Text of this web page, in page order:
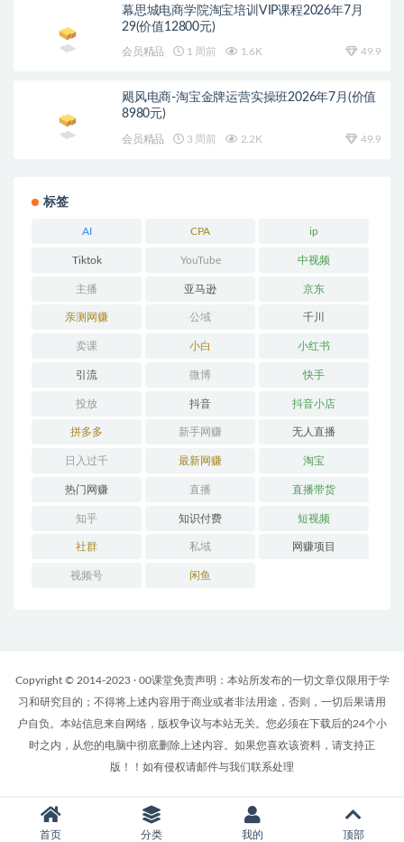
幕思城电商学院淘宝培训VIP课程2026年7月
29(价值12800元)
会员精品 1 周前 1.6K 49.9
飓风电商-淘宝金牌运营实操班2026年7月(价值
8980元)
会员精品 3 周前 2.2K 49.9
标签
AI CPA ip
Tiktok YouTube 中视频
主播 亚马逊 京东
亲测网赚 公域 千川
卖课 小白 小红书
引流 微博 快手
投放 抖音 抖音小店
拼多多 新手网赚 无人直播
日入过千 最新网赚 淘宝
热门网赚 直播 直播带货
知乎 知识付费 短视频
社群 私域 网赚项目
视频号 闲鱼
Copyright © 2014-2023 · 00课堂免责声明：本站所发布的一切文章仅限用于学
习和研究目的；不得将上述内容用于商业或者非法用途，否则，一切后果请用
户自负。本站信息来自网络，版权争议与本站无关。您必须在下载后的24个小
时之内，从您的电脑中彻底删除上述内容。如果您喜欢该资料，请支持正
版！！如有侵权请邮件与我们联系处理
首页 分类 我的 顶部